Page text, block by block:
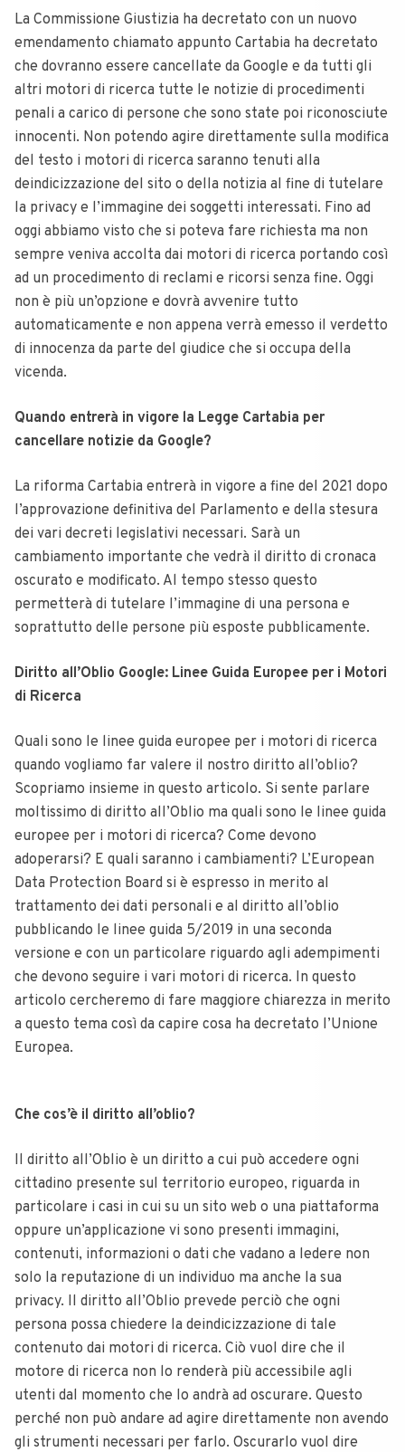
La Commissione Giustizia ha decretato con un nuovo
emendamento chiamato appunto Cartabia ha decretato
che dovranno essere cancellate da Google e da tutti gli
altri motori di ricerca tutte le notizie di procedimenti
penali a carico di persone che sono state poi riconosciute
innocenti. Non potendo agire direttamente sulla modifica
del testo i motori di ricerca saranno tenuti alla
deindicizzazione del sito o della notizia al fine di tutelare
la privacy e l’immagine dei soggetti interessati. Fino ad
oggi abbiamo visto che si poteva fare richiesta ma non
sempre veniva accolta dai motori di ricerca portando così
ad un procedimento di reclami e ricorsi senza fine. Oggi
non è più un’opzione e dovrà avvenire tutto
automaticamente e non appena verrà emesso il verdetto
di innocenza da parte del giudice che si occupa della
vicenda.
Quando entrerà in vigore la Legge Cartabia per
cancellare notizie da Google?
La riforma Cartabia entrerà in vigore a fine del 2021 dopo
l’approvazione definitiva del Parlamento e della stesura
dei vari decreti legislativi necessari. Sarà un
cambiamento importante che vedrà il diritto di cronaca
oscurato e modificato. Al tempo stesso questo
permetterà di tutelare l’immagine di una persona e
soprattutto delle persone più esposte pubblicamente.
Diritto all’Oblio Google: Linee Guida Europee per i Motori
di Ricerca
Quali sono le linee guida europee per i motori di ricerca
quando vogliamo far valere il nostro diritto all’oblio?
Scopriamo insieme in questo articolo. Si sente parlare
moltissimo di diritto all’Oblio ma quali sono le linee guida
europee per i motori di ricerca? Come devono
adoperarsi? E quali saranno i cambiamenti? L’European
Data Protection Board si è espresso in merito al
trattamento dei dati personali e al diritto all’oblio
pubblicando le linee guida 5/2019 in una seconda
versione e con un particolare riguardo agli adempimenti
che devono seguire i vari motori di ricerca. In questo
articolo cercheremo di fare maggiore chiarezza in merito
a questo tema così da capire cosa ha decretato l’Unione
Europea.
Che cos’è il diritto all’oblio?
Il diritto all’Oblio è un diritto a cui può accedere ogni
cittadino presente sul territorio europeo, riguarda in
particolare i casi in cui su un sito web o una piattaforma
oppure un’applicazione vi sono presenti immagini,
contenuti, informazioni o dati che vadano a ledere non
solo la reputazione di un individuo ma anche la sua
privacy. Il diritto all’Oblio prevede perciò che ogni
persona possa chiedere la deindicizzazione di tale
contenuto dai motori di ricerca. Ciò vuol dire che il
motore di ricerca non lo renderà più accessibile agli
utenti dal momento che lo andrà ad oscurare. Questo
perché non può andare ad agire direttamente non avendo
gli strumenti necessari per farlo. Oscurarlo vuol dire